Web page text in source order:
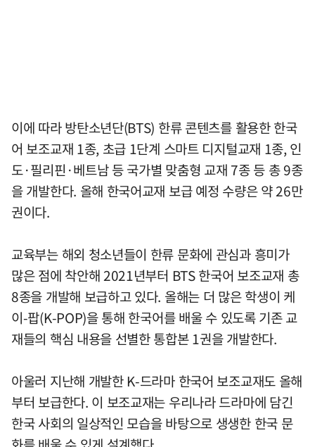
이에 따라 방탄소년단(BTS) 한류 콘텐츠를 활용한 한국
어 보조교재 1종, 초급 1단계 스마트 디지털교재 1종, 인
도·필리핀·베트남 등 국가별 맞춤형 교재 7종 등 총 9종
을 개발한다. 올해 한국어교재 보급 예정 수량은 약 26만
권이다.
교육부는 해외 청소년들이 한류 문화에 관심과 흥미가
많은 점에 착안해 2021년부터 BTS 한국어 보조교재 총
8종을 개발해 보급하고 있다. 올해는 더 많은 학생이 케
이-팝(K-POP)을 통해 한국어를 배울 수 있도록 기존 교
재들의 핵심 내용을 선별한 통합본 1권을 개발한다.
아울러 지난해 개발한 K-드라마 한국어 보조교재도 올해
부터 보급한다. 이 보조교재는 우리나라 드라마에 담긴
한국 사회의 일상적인 모습을 바탕으로 생생한 한국 문